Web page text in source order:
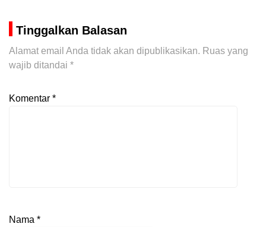
Tinggalkan Balasan
Alamat email Anda tidak akan dipublikasikan. Ruas yang
wajib ditandai *
Komentar *
Nama *